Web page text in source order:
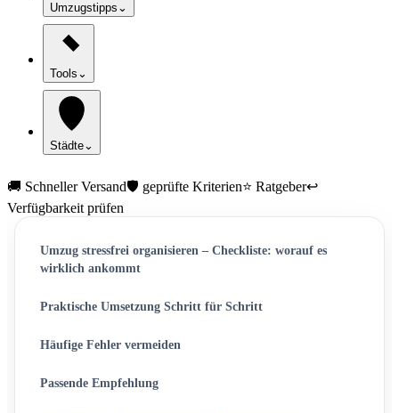
Umzugstipps ⌄
Tools ⌄
Städte⌄
🚚 Schneller Versand🛡️ geprüfte Kriterien⭐ Ratgeber↩️
Verfügbarkeit prüfen
Umzug stressfrei organisieren – Checkliste: worauf es
wirklich ankommt
Praktische Umsetzung Schritt für Schritt
Häufige Fehler vermeiden
Passende Empfehlung